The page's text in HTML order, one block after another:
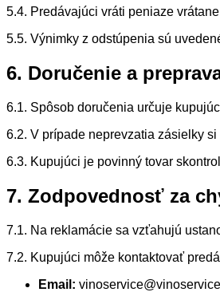
5.4. Predávajúci vráti peniaze
5.5. Výnimky z odstúpenia sú
6. Doručenie a
6.1. Spôsob doručenia určuje
6.2. V prípade neprevzatia zásielky
6.3. Kupujúci je povinný tovar
7. Zodpovednosť za
7.1. Na reklamácie sa vzťahujú
7.2. Kupujúci môže kontaktovať
Email: